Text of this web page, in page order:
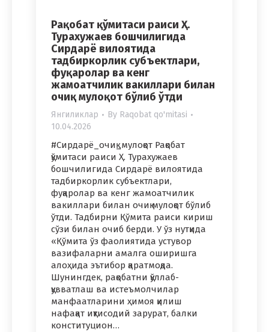
Рақобат қўмитаси раиси Ҳ.
Турахужаев бошчилигида
Сирдарё вилоятида
тадбиркорлик субъектлари,
фуқаролар ва кенг
жамоатчилик вакиллари билан
очиқ мулоқот бўлиб ўтди
Янгиликлар By Raqobat qo'mitasi
10.04.2026
#Сирдарё_очиқ_мулоқот Рақобат
қўмитаси раиси Ҳ. Турахужаев
бошчилигида Сирдарё вилоятида
тадбиркорлик субъектлари,
фуқаролар ва кенг жамоатчилик
вакиллари билан очиқ мулоқот бўлиб
ўтди. Тадбирни Қўмита раиси кириш
сўзи билан очиб берди. У ўз нутқида
«Қўмита ўз фаолиятида устувор
вазифаларни амалга оширишга
алоҳида эътибор қаратмоқда.
Шунингдек, рақобатни қўллаб-
қувватлаш ва истеъмолчилар
манфаатларини ҳимоя қилиш
нафақат иқтисодий зарурат, балки
конституцион…